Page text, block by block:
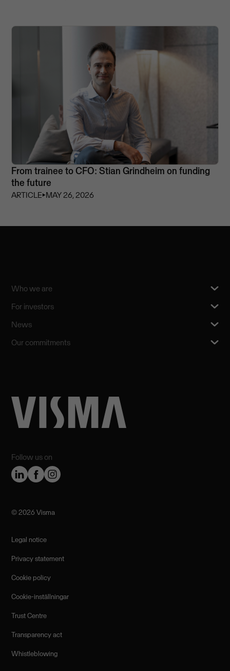
From trainee to CFO: Stian Grindheim on funding
the future
ARTICLE⏵MAY 26, 2026
Follow us on
Who we are
For investors
News
Our commitments
©️ 2026 Visma
Legal notice
Privacy statement
Cookie policy
Cookie-inställningar
Trust Centre
Transparency act
Whistleblowing